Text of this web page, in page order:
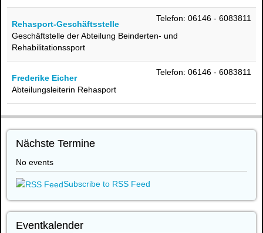
Telefon: 06146 - 6083811
Rehasport-Geschäftsstelle
Geschäftstelle der Abteilung Beinderten- und
Rehabilitationssport
Telefon: 06146 - 6083811
Frederike Eicher
Abteilungsleiterin Rehasport
Nächste Termine
No events
Subscribe to RSS Feed
Eventkalender